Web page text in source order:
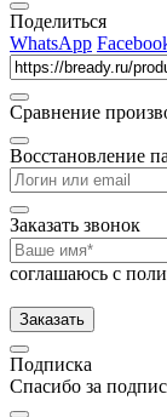
Поделиться
WhatsApp
Сравнение
Восстановление
Заказать звонок
соглашаюсь с
Заказать
Подписка
Спасибо за